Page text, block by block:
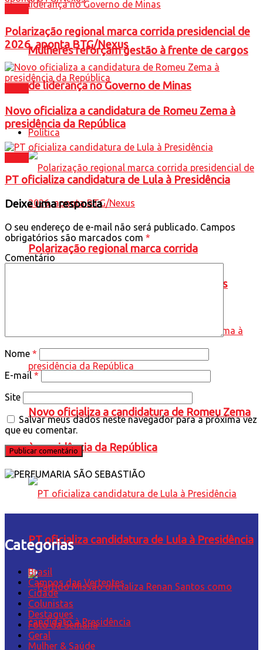
Mulheres reforçam gestão à frente de cargos
de liderança no Governo de Minas
Política
Polarização regional marca corrida
presidencial de 2026, aponta BTG/Nexus
Novo oficializa a candidatura de Romeu Zema
à presidência da República
PT oficializa candidatura de Lula à Presidência
Polarização regional marca corrida presidencial de
2026, aponta BTG/Nexus
Novo oficializa a candidatura de Romeu Zema à
presidência da República
PT oficializa candidatura de Lula à Presidência
Deixe uma resposta
O seu endereço de e-mail não será publicado. Campos
obrigatórios são marcados com *
Comentário
Nome *
E-mail *
Site
Salvar meus dados neste navegador para a próxima vez
que eu comentar.
Categorias
Brasil
Campos das Vertentes
Cidade
Colunistas
Destaques
Foto da Semana
Geral
Mulher & Saúde